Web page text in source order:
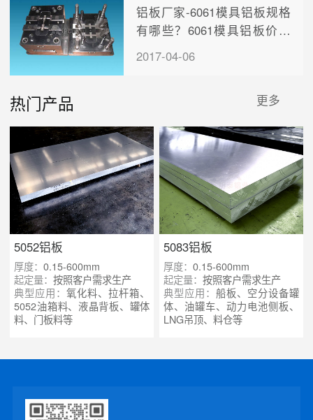
铝板厂家-6061模具铝板规格
有哪些？6061模具铝板价格
多少钱一吨？
2017-04-06
热门产品 更多
5052铝板
厚度：0.15-600mm
起定量：按照客户需求生产
典型应用：氧化料、拉杆箱、
5052油箱料、液晶背板、罐体
料、门板料等
5083铝板
厚度： 0.15-600mm
起定量： 按照客户需求生产
典型应用： 船板、空分设备罐
体、油罐车、动力电池侧板、
LNG吊顶、料仓等